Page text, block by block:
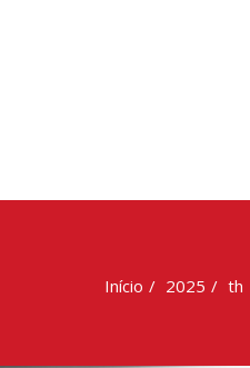
Início 2025 th